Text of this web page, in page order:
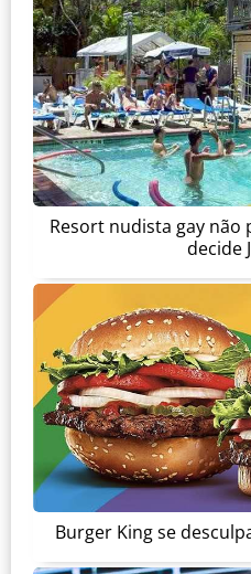
Resort nudista gay
decide
Burger King se